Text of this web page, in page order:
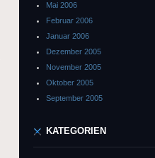
Mai 2006
Februar 2006
Januar 2006
Dezember 2005
November 2005
Oktober 2005
September 2005
KATEGORIEN